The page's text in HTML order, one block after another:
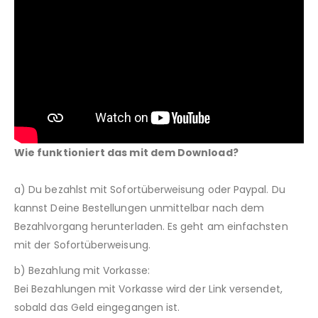
Wie funktioniert das mit dem Download?
a) Du bezahlst mit Sofortüberweisung oder Paypal. Du
kannst Deine Bestellungen unmittelbar nach dem
Bezahlvorgang herunterladen. Es geht am einfachsten
mit der Sofortüberweisung.
b) Bezahlung mit Vorkasse:
Bei Bezahlungen mit Vorkasse wird der Link versendet,
sobald das Geld eingegangen ist.